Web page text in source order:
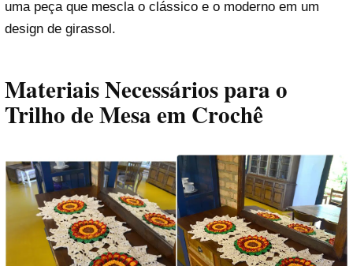
uma peça que mescla o clássico e o moderno em um
design de girassol.
Materiais Necessários para o
Trilho de Mesa em Crochê